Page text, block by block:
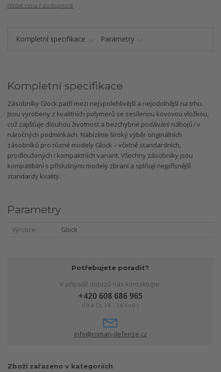
Hlídat cenu / dostupnost
Kompletní specifikace Parametry
Kompletní specifikace
Zásobníky Glock patří mezi nejspolehlivější a nejodolnější na trhu.
Jsou vyrobeny z kvalitních polymerů se zesílenou kovovou vložkou,
což zajišťuje dlouhou životnost a bezchybné podávání nábojů i v
náročných podmínkách. Nabízíme široký výběr originálních
zásobníků pro různé modely Glock – včetně standardních,
prodloužených i kompaktních variant. Všechny zásobníky jsou
kompatibilní s příslušnými modely zbraní a splňují nejpřísnější
standardy kvality.
Parametry
Výrobce Glock
Potřebujete poradit?
V případě dotazů nás kontaktujte.
+420 608 686 965
(Út a Čt, 14 - 18 hod.)
info@roman-defense.cz
Zboží zařazeno v kategoriích